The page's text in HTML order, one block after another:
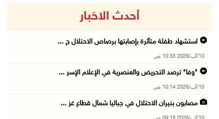
أحدث الاخبار
استشهاد طفلة متأثرة بإصابتها برصاص الاحتلال ج ...
10/آب/2026 10:33 ص
"وفا" ترصد التحريض والعنصرية في الإعلام الإسر ...
10/آب/2026 10:14 ص
مصابون بنيران الاحتلال في جباليا شمال قطاع غز ...